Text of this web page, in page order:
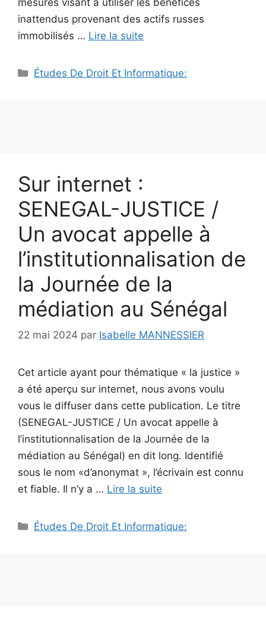
inattendus provenant des actifs russes
immobilisés … Lire la suite
Catégories
Études De Droit Et Informatique:
Sur internet :
SENEGAL-JUSTICE /
Un avocat appelle à
l’institutionnalisation de
la Journée de la
médiation au Sénégal
22 mai 2024 par Isabelle MANNESSIER
Cet article ayant pour thématique « la justice »
a été aperçu sur internet, nous avons voulu
vous le diffuser dans cette publication. Le titre
(SENEGAL-JUSTICE / Un avocat appelle à
l’institutionnalisation de la Journée de la
médiation au Sénégal) en dit long. Identifié
sous le nom «d’anonymat », l’écrivain est connu
et fiable. Il n’y a … Lire la suite
Catégories
Études De Droit Et Informatique: